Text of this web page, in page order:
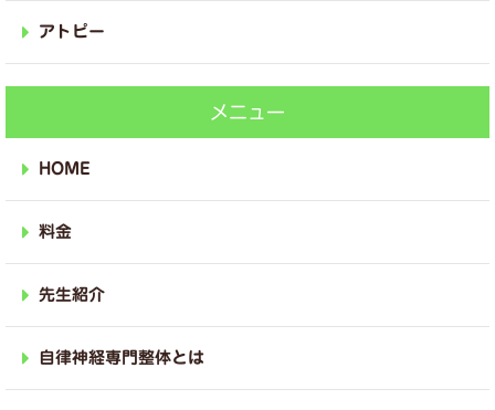
アトピー
メニュー
HOME
料金
先生紹介
自律神経専門整体とは